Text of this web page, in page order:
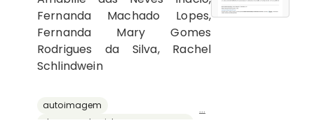
Fernanda Machado Lopes,
Fernanda Mary Gomes
Rodrigues da Silva, Rachel
Schlindwein
autoimagem
...